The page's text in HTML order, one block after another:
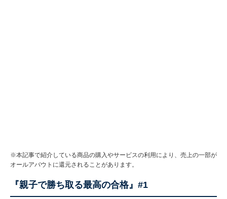
※本記事で紹介している商品の購入やサービスの利用により、売上の一部が
オールアバウトに還元されることがあります。
『親子で勝ち取る最高の合格』#1